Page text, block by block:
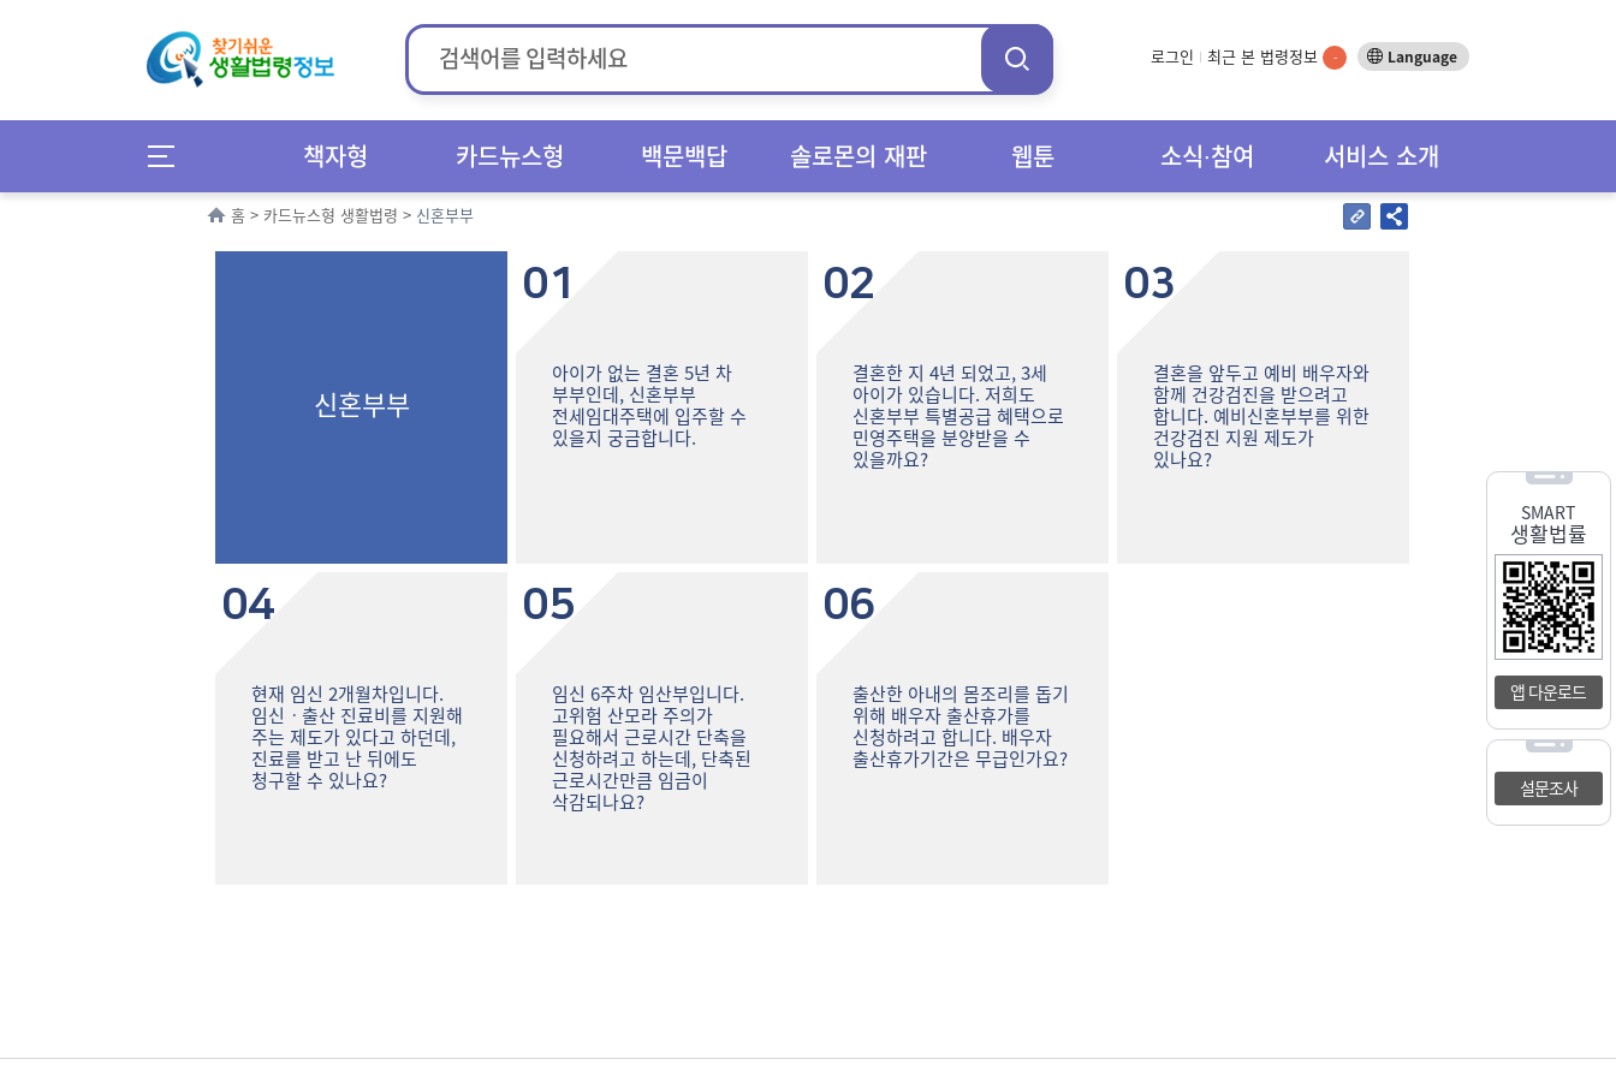
로그인 최근 본 법령정보 - Language
책자형 카드뉴스형 백문백답 솔로몬의 재판 웹툰 소식∙참여 서비스 소개
SMART
생활법률
앱 다운로드
설문조사
홈 > 카드뉴스형 생활법령 > 신혼부부
신혼부부
01
아이가 없는 결혼 5년 차
부부인데, 신혼부부
전세임대주택에 입주할 수
있을지 궁금합니다.
02
결혼한 지 4년 되었고, 3세
아이가 있습니다. 저희도
신혼부부 특별공급 혜택으로
민영주택을 분양받을 수
있을까요?
03
결혼을 앞두고 예비 배우자와
함께 건강검진을 받으려고
합니다. 예비신혼부부를 위한
건강검진 지원 제도가
있나요?
04
현재 임신 2개월차입니다.
임신ㆍ출산 진료비를 지원해
주는 제도가 있다고 하던데,
진료를 받고 난 뒤에도
청구할 수 있나요?
05
임신 6주차 임산부입니다.
고위험 산모라 주의가
필요해서 근로시간 단축을
신청하려고 하는데, 단축된
근로시간만큼 임금이
삭감되나요?
06
출산한 아내의 몸조리를 돕기
위해 배우자 출산휴가를
신청하려고 합니다. 배우자
출산휴가기간은 무급인가요?